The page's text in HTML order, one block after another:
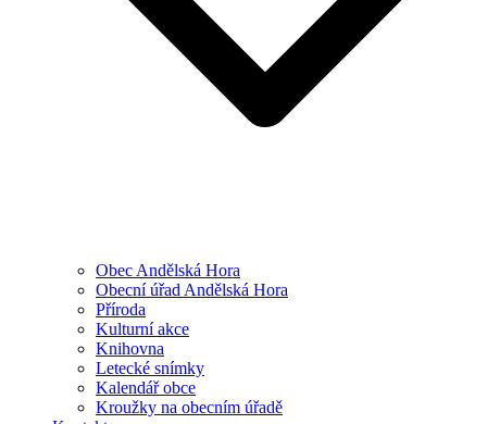
Obec Andělská Hora
Obecní úřad Andělská Hora
Příroda
Kulturní akce
Knihovna
Letecké snímky
Kalendář obce
Kroužky na obecním úřadě